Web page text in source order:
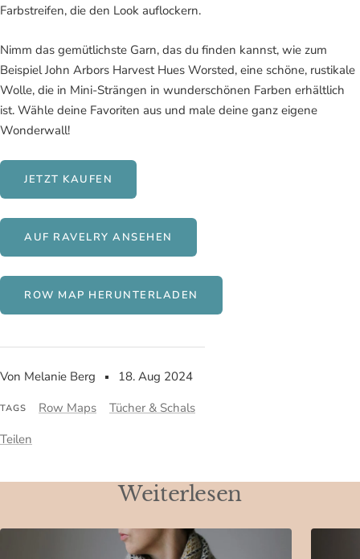
Von Melanie Berg 18. Aug 2024
TAGS Row Maps
Tücher & Schals
Teilen
Farbstreifen, die den Look auflockern.
Nimm das gemütlichste Garn, das du finden kannst, wie zum
Beispiel John Arbors Harvest Hues Worsted, eine schöne, rustikale
Wolle, die in Mini-Strängen in wunderschönen Farben erhältlich
ist. Wähle deine Favoriten aus und male deine ganz eigene
Wonderwall!
JETZT KAUFEN
AUF RAVELRY ANSEHEN
ROW MAP HERUNTERLADEN
Weiterlesen